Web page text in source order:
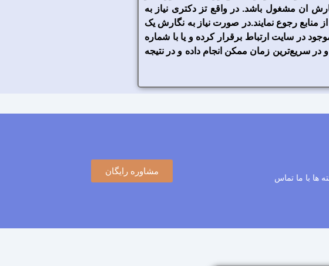
ان مشغول باشد. در واقع تز دکتری نیاز به
منابع رجوع نمایند.در صورت نیاز به نگارش یک
در سایت ارتباط برقرار کرده و یا با شماره
و در سریع‌ترین زمان ممکن انجام داده و در نتیجه
ها با ما تماس
مشاوره رایگان